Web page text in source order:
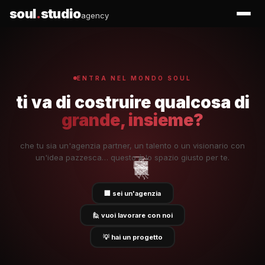
soul.studioagency
🤝
💼
🚀
🤝
💼
ENTRA NEL MONDO SOUL
ti va di costruire qualcosa di
grande, insieme?
che tu sia un'agenzia partner, un talento o un visionario con
un'idea pazzesca… questo è lo spazio giusto per te.
🏢 sei un'agenzia
🙋 vuoi lavorare con noi
💡 hai un progetto